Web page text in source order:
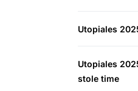
Utopiales
Utopiales
stole time